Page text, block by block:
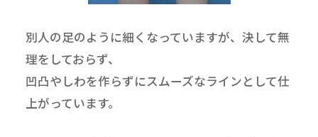
別人の足のように細くなっていますが、決して無
理をしておらず、
凹凸やしわを作らずにスムーズなラインとして仕
上がっています。